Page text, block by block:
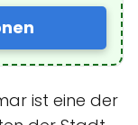
ist eine der